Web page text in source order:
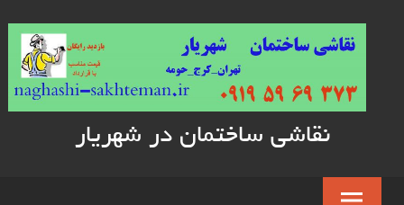
نقاشی ساختمان در شهریار